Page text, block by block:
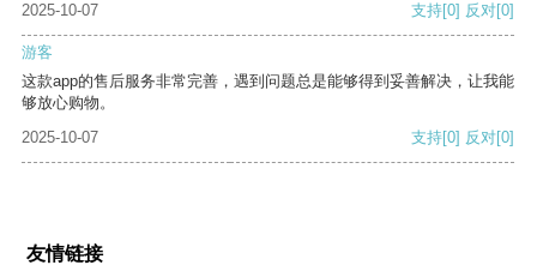
2025-10-07 支持[0] 反对[0]
游客
这款app的售后服务非常完善，遇到问题总是能够得到妥善解决，让我能
够放心购物。
2025-10-07
支持[0] 反对[0]
友情链接